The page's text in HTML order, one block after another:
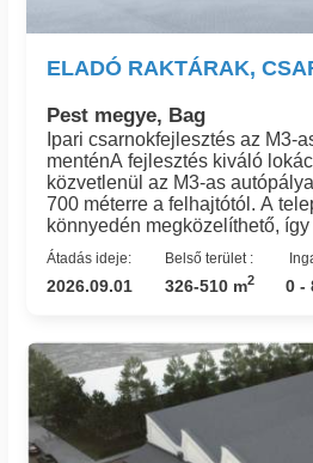
ELADÓ RAKTÁRAK,
Pest megye, Bag
Ipari csarnokfejlesztés az M3-
menténA fejlesztés kiváló
közvetlenül az M3-as
700 méterre a felhajtótól. A
könnyedén megközelíthető,
ipari tevékenységek számára.
gyalogosan is elérhető, amely
telephely mobilitását és
várható.Közbenső
EUR/m²Szélső
Átadás ideje:
2026.09.01
Belső terület :
326-510 m2 0 -